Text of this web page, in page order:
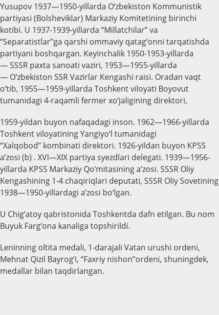
Yusupov 1937—1950-yillarda O‘zbekiston Kommunistik
partiyasi (Bolsheviklar) Markaziy Komitetining birinchi
kotibi. U 1937-1939-yillarda “Millatchilar” va
“Separatistlar”ga qarshi ommaviy qatag‘onni tarqatishda
partiyani boshqargan. Keyinchalik 1950-1953-yillarda
— SSSR paxta sanoati vaziri, 1953—1955-yillarda
— O‘zbekiston SSR Vazirlar Kengashi raisi. Oradan vaqt
o‘tib, 1955—1959-yillarda Toshkent viloyati Boyovut
tumanidagi 4-raqamli fermer xo‘jaligining direktori,
1959-yildan buyon nafaqadagi inson. 1962—1966-yillarda
Toshkent viloyatining Yangiyo‘l tumanidagi
“Xalqobod” kombinati direktori. 1926-yildan buyon KPSS
aʼzosi (b) . XVI—XIX partiya syezdlari delegati. 1939—1956-
yillarda KPSS Markaziy Qo‘mitasining aʼzosi. SSSR Oliy
Kengashining 1-4 chaqiriqlari deputati, SSSR Oliy Sovetining
1938—1950-yillardagi aʼzosi bo‘lgan.
U Chig‘atoy qabristonida Toshkentda dafn etilgan. Bu nom
Buyuk Farg‘ona kanaliga topshirildi.
Leninning oltita medali, 1-darajali Vatan urushi ordeni,
Mehnat Qizil Bayrog‘i, “Faxriy nishon”ordeni, shuningdek,
medallar bilan taqdirlangan.